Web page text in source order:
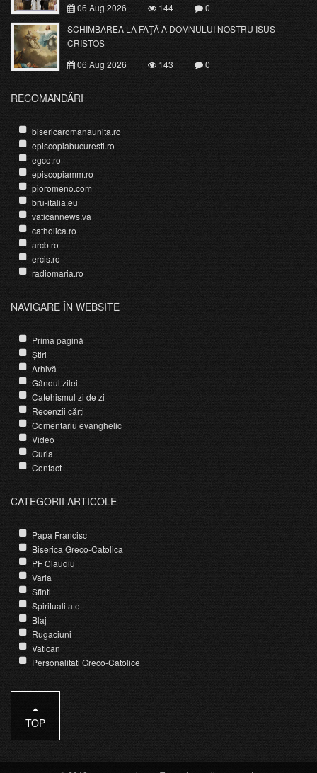
06 Aug 2026
144
0
SCHIMBAREA LA FAŢĂ A DOMNULUI NOSTRU ISUS
CRISTOS
06 Aug 2026
143 0
RECOMANDĂRI
bisericaromanaunita.ro
episcopiabucuresti.ro
egco.ro
episcopiamm.ro
pioromeno.com
bru-italia.eu
vaticannews.va
catholica.ro
arcb.ro
ercis.ro
radiomaria.ro
NAVIGARE ÎN WEBSITE
Prima pagină
Știri
Arhivă
Gândul zilei
Catehismul zi de zi
Recenzii cărți
Comentariu evanghelic
Video
Curia
Contact
CATEGORII ARTICOLE
Papa Francisc
Biserica Greco-Catolica
PF Claudiu
Varia
Sfinti
Spiritualitate
Blaj
Rugaciuni
Vatican
Personalitati Greco-Catolice
TOP